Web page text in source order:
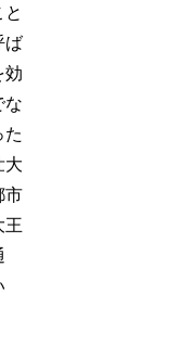
ば
効
な
た
大
市
王